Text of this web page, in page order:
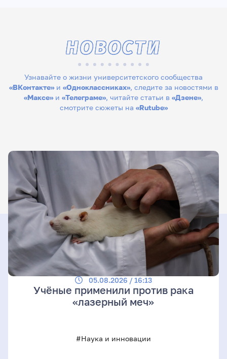
Узнавайте о жизни университетского сообщества
«ВКонтакте»и «Одноклассниках», следите за новостями в
«Максе» и «Телеграме», читайте статьи в «Дзене»,
смотрите сюжеты на «Rutube»
НОВОСТИ
05.08.2026 / 16:13
Учёные применили против рака
«лазерный меч»
#Наука и инновации